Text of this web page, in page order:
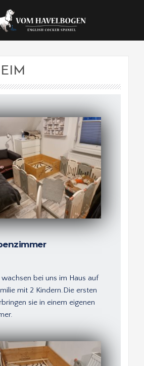
bei uns im Haus auf
mit 2 Kindern.Die ersten
sie in einem eigenen